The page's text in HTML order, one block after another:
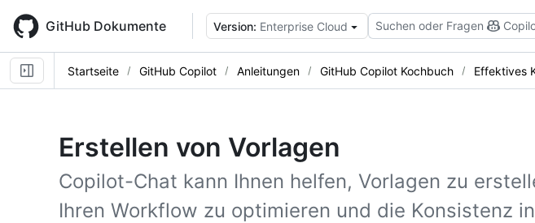
main
content
GitHub Dokumente Version: Enterprise Cloud Suchen oder Fragen
Startseite GitHub Copilot Anleitungen GitHub Copilot Kochbuch Effektives
Erstellen von Vorlagen
Copilot-Chat kann Ihnen helfen, Vorlagen zu
Ihren Workflow zu optimieren und die Konsistenz